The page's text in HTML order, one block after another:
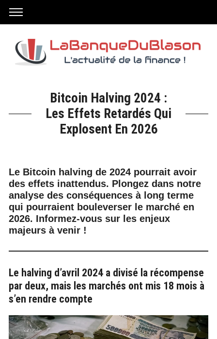
Bitcoin Halving 2024 :
Les Effets Retardés Qui
Explosent En 2026
Le Bitcoin halving de 2024 pourrait avoir
des effets inattendus. Plongez dans notre
analyse des conséquences à long terme
qui pourraient bouleverser le marché en
2026. Informez-vous sur les enjeux
majeurs à venir !
Le halving d’avril 2024 a divisé la récompense
par deux, mais les marchés ont mis 18 mois à
s’en rendre compte